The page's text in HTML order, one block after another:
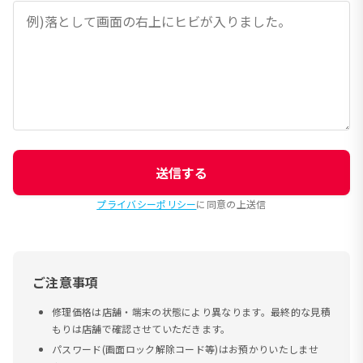
送信する
プライバシーポリシーに同意の上送信
ご注意事項
修理価格は店舗・端末の状態により異なります。最終的な見積
もりは店舗で確認させていただきます。
パスワード(画面ロック解除コード等)はお預かりいたしませ